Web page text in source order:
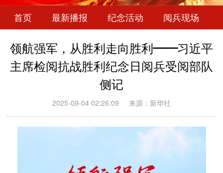
首页 最新播报 纪念活动 阅兵现场
领航强军，从胜利走向胜利——习近平
主席检阅抗战胜利纪念日阅兵受阅部队
侧记
2025-09-04 02:26:09 来源：新华社